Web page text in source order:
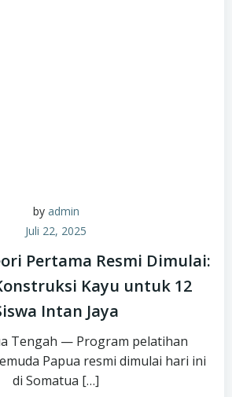
by admin
Juli 22, 2025
Pertama Resmi Dimulai:
Kayu untuk 12
Intan Jaya
Tengah — Program pelatihan
Papua resmi dimulai hari ini
di Somatua […]